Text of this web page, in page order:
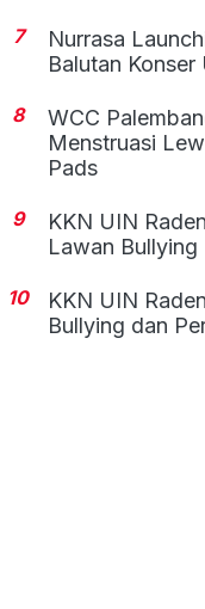
7
Nurrasa
Balutan Konser
8
WCC
Menstruasi
Pads
9
KKN UIN
Lawan Bullying
10
KKN UIN
Bullying dan